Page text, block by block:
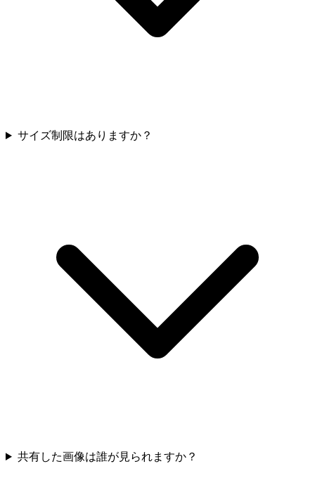
サイズ制限はありますか？
共有した画像は誰が見られますか？